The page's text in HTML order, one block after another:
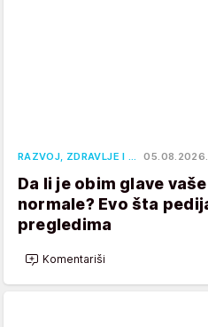
RAZVOJ, ZDRAVLJE I … 05.08.2026.
Da li je obim glave
normale? Evo šta
pregledima
Komentariši